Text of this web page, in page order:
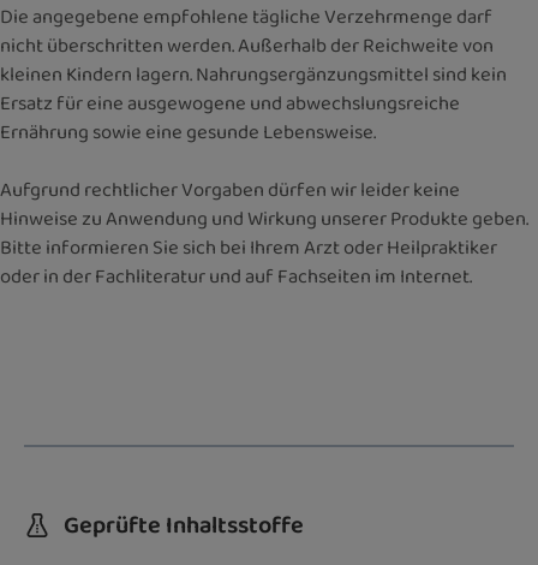
Die angegebene empfohlene tägliche Verzehrmenge darf
nicht überschritten werden. Außerhalb der Reichweite von
kleinen Kindern lagern. Nahrungsergänzungsmittel sind kein
Ersatz für eine ausgewogene und abwechslungsreiche
Ernährung sowie eine gesunde Lebensweise.
Aufgrund rechtlicher Vorgaben dürfen wir leider keine
Hinweise zu Anwendung und Wirkung unserer Produkte geben.
Bitte informieren Sie sich bei Ihrem Arzt oder Heilpraktiker
oder in der Fachliteratur und auf Fachseiten im Internet.
Geprüfte Inhaltsstoffe